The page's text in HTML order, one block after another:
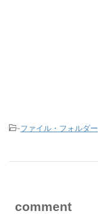
-ファイル・フォルダー
comment